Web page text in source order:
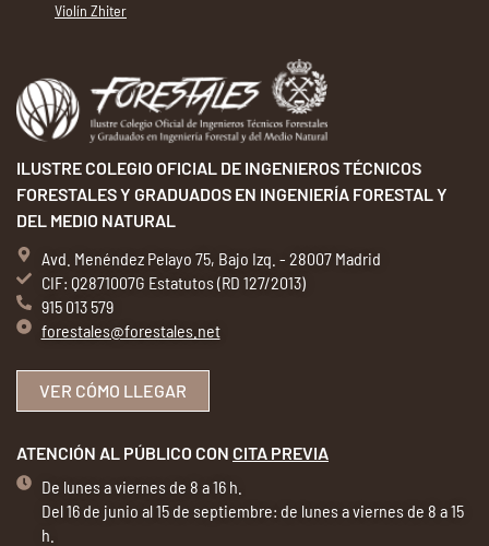
Violín Zhiter
ILUSTRE COLEGIO OFICIAL DE INGENIEROS TÉCNICOS
FORESTALES Y GRADUADOS EN INGENIERÍA FORESTAL Y
DEL MEDIO NATURAL
Avd. Menéndez Pelayo 75, Bajo Izq. - 28007 Madrid
CIF: Q2871007G Estatutos (RD 127/2013)
915 013 579
forestales@forestales.net
VER CÓMO LLEGAR
ATENCIÓN AL PÚBLICO CON CITA PREVIA
De lunes a viernes de 8 a 16 h.
Del 16 de junio al 15 de septiembre: de lunes a viernes de 8 a 15
h.